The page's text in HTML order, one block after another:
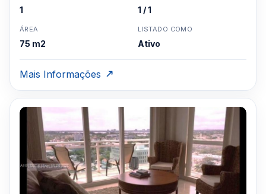
1 1 / 1
ÁREA
75 m2
LISTADO COMO
Ativo
Mais Informações